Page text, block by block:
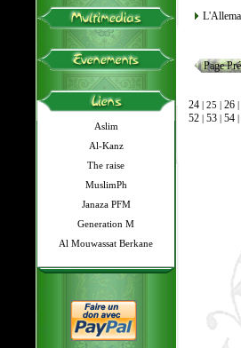
Aslim
Al-Kanz
The raise
MuslimPh
Janaza PFM
Generation M
Al Mouwassat Berkane
Page
24 | 25 | 26 |
52 | 53 | 54 |